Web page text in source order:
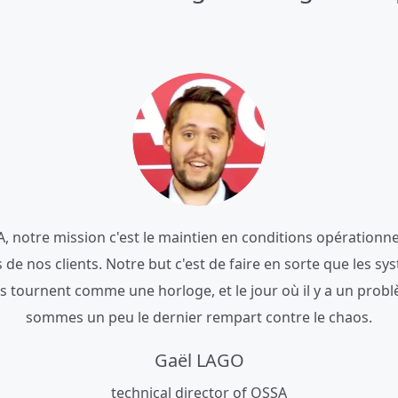
notre mission c'est le maintien en conditions
de nos clients. Notre but c'est de faire en sorte que les
tournent comme une horloge, et le jour où il y a un
sommes un peu le dernier rempart contre le chaos.
Gaël LAGO
technical director of OSSA
d'un catalogue de logiciels Open Source et la
nécessitent une vision globale, des compétences
privilégiées avec les communautés Open Source, d'où
Michel-Marie Maudet